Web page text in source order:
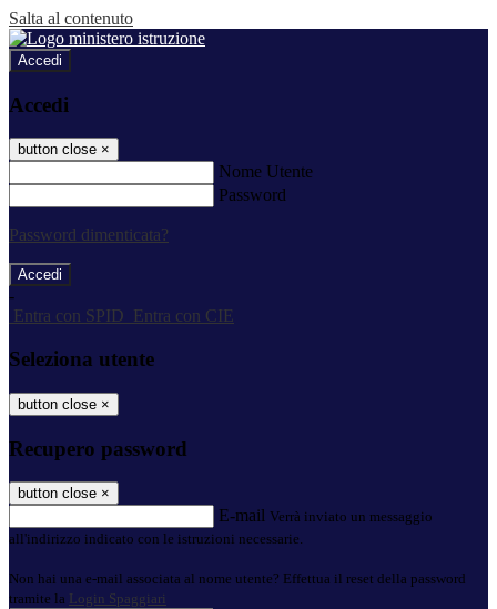
Salta al contenuto
Accedi
Accedi
button close ×
Nome Utente
Password
Password dimenticata?
-
Entra con SPID
Entra con CIE
Seleziona utente
button close ×
Recupero password
button close ×
E-mail Verrà inviato un messaggio
all'indirizzo indicato con le istruzioni necessarie.
Non hai una e-mail associata al nome utente? Effettua il reset della password
tramite la Login Spaggiari